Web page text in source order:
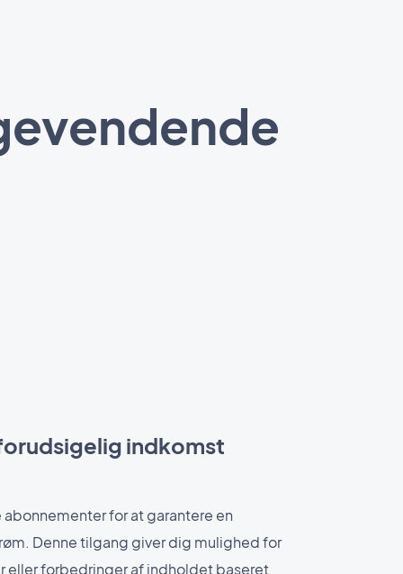
indkomst
for at garantere en
Denne tilgang giver dig mulighed for
forbedringer af indholdet baseret